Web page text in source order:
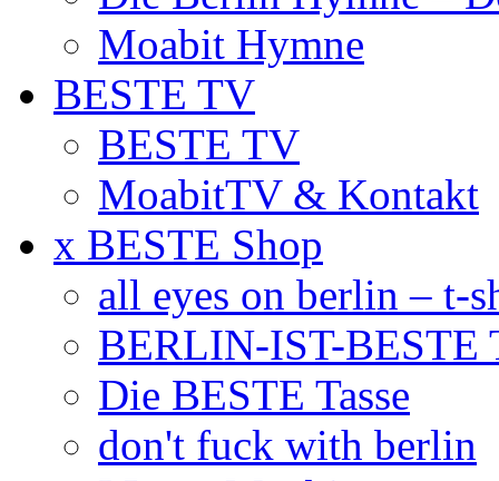
Moabit Hymne
BESTE TV
BESTE TV
MoabitTV & Kontakt
x BESTE Shop
all eyes on berlin – t-
BERLIN-IST-BESTE
Die BESTE Tasse
don't fuck with berlin